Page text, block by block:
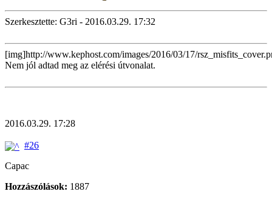
Szerkesztette: G3ri - 2016.03.29. 17:32
[img]http://www.kephost.com/images/2016/03/17/
Nem jól adtad meg az elérési útvonalat.
2016.03.29. 17:28
#26
Capac
Hozzászólások: 1887